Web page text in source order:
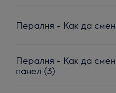
Пералня - Как да
Пералня - Как да
панел (3)